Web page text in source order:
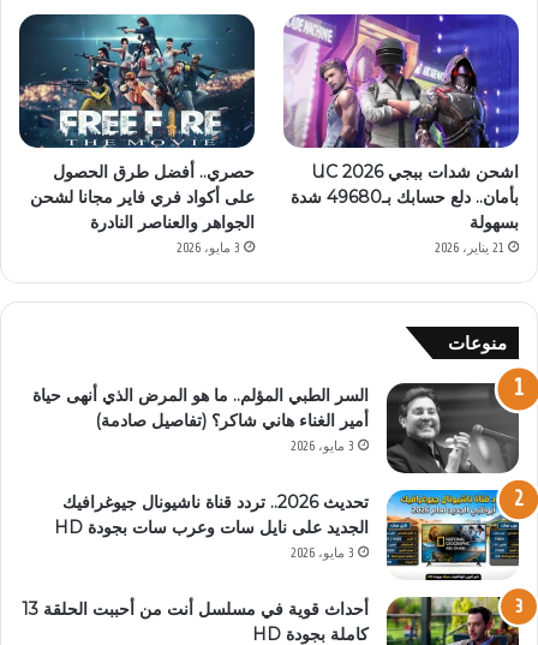
اشحن شدات ببجي UC 2026
بأمان.. دلع حسابك بـ49680 شدة
بسهولة
21 يناير، 2026
حصري.. أفضل طرق الحصول
على أكواد فري فاير مجانا لشحن
الجواهر والعناصر النادرة
3 مايو، 2026
منوعات
السر الطبي المؤلم.. ما هو المرض الذي أنهى حياة
أمير الغناء هاني شاكر؟ (تفاصيل صادمة)
3 مايو، 2026
تحديث 2026.. تردد قناة ناشيونال جيوغرافيك
الجديد على نايل سات وعرب سات بجودة HD
3 مايو، 2026
أحداث قوية في مسلسل أنت من أحببت الحلقة 13
كاملة بجودة HD